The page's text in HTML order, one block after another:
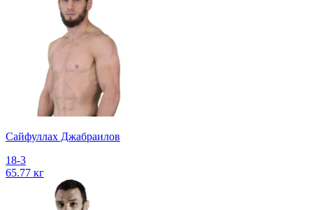
Сайфуллах Джабраилов
18-3
65.77 кг